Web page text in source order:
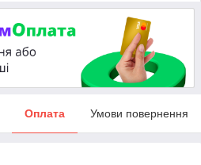
Оплата Умови повернення